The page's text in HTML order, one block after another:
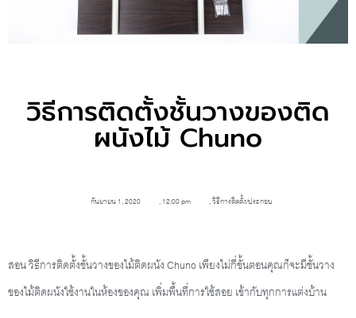
วิธีการติดตั้งชั้นวางของติด
ผนังไม้ Chuno
กันยายน 1, 2020 ,12:00 pm ,วิธีการติดตั้ง/ประกอบ
สอน วิธีการติดตั้งชั้นวางของไม้ติดผนัง Chuno เพียงไม่กี่ขั้นตอนคุณก็จะมีชั้นวาง
ของไม้ติดผนังใช้งานในห้องของคุณ เพิ่มพื้นที่การใช้สอย เข้ากับทุกการแต่งบ้าน